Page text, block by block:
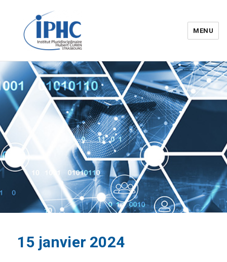
Institut pluridisciplinaire Hubert
Curien – IPHC
MENU
15 janvier 2024